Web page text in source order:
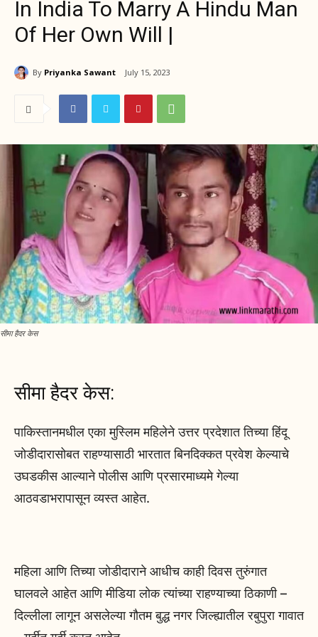
In India To Marry A Hindu Man
Of Her Own Will |
By Priyanka Sawant July 15, 2023
सीमा हैदर केस
सीमा हैदर केस:
पाकिस्तानमधील एका मुस्लिम महिलेने उत्तर प्रदेशात तिच्या हिंदू
जोडीदारासोबत राहण्यासाठी भारतात बिनदिक्कत प्रवेश केल्याचे
उघडकीस आल्याने पोलीस आणि प्रसारमाध्यमे गेल्या
आठवडाभरापासून व्यस्त आहेत.
महिला आणि तिच्या जोडीदाराने आधीच काही दिवस तुरुंगात
घालवले आहेत आणि मीडिया लोक त्यांच्या राहण्याच्या ठिकाणी –
दिल्लीला लागून असलेल्या गौतम बुद्ध नगर जिल्ह्यातील रबुपुरा गावात